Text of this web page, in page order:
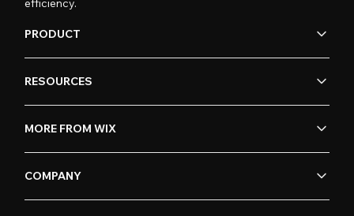
PRODUCT
RESOURCES
MORE FROM WIX
COMPANY